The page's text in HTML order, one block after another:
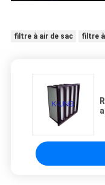
filtre à air de sac filtre